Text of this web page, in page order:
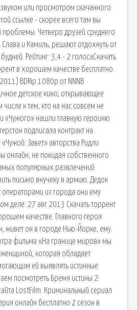
или просмотром скачанного
ссылке - скорее всего там вы
Четверо друзей среднего
и Камиль, решают отдохнуть от
Рейтинг: 3,4 - 2 голосаСкачать
в хорошем качестве бесплатно.
BDRip 1080p от NNNB
детское кино, открывающее
к тем, кто на нас совсем не
«Чужого» нашли главную героиню
подписала контракт на
Завет» авторства Ридли
онлайн, не покидая собственного
популярных развлечений
письмо внучеку в армию. Дедок
операторами из города они ему
деле. 27 авг 2013 Скачать торрент
качестве. Главного героя
живет он в городе Нью-Йорке, ему.
фильма «На границе миров» мы
которая обладает
ей выявлять истинные
посмотреть Бремя истины 2
LostFilm. Криминальный сериал
онлайн бесплатно 2 сезон в